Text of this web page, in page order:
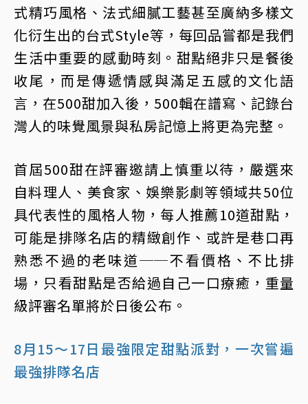
式精巧風格、法式細膩工藝甚至廣納多樣文
化衍生出的台式Style等，每回品嘗都是我們
生活中重要的感動時刻。甜點絕非只是餐後
收尾，而是傳遞情感與滿足五感的文化語
言，在500甜加入後，500輯在譜寫、記錄台
灣人的味覺風景與私房記憶上將更為完整。
首屆500甜在評審邀請上慎重以待，嚴選來
自料理人、美食家、娛樂影劇等領域共50位
具代表性的風格人物，每人推薦10道甜點，
可能是排隊名店的精緻創作、或許是巷口再
熟悉不過的老味道──不看價格、不比排
場，只看甜點是否給過自己一口療癒，重量
級評審名單將於日後公布。
8月15～17日最強限定甜點派對，一次嘗遍
最強排隊名店